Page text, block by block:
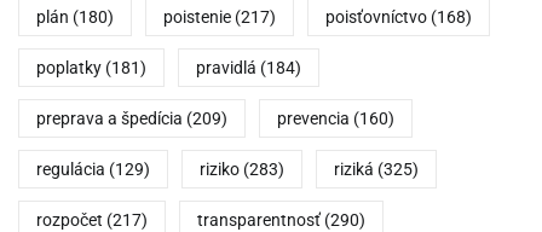
plán (180) poistenie (217) poisťovníctvo (168)
poplatky (181) pravidlá (184)
preprava a špedícia (209) prevencia (160)
regulácia (129) riziko (283) riziká (325)
rozpočet (217) transparentnosť (290)